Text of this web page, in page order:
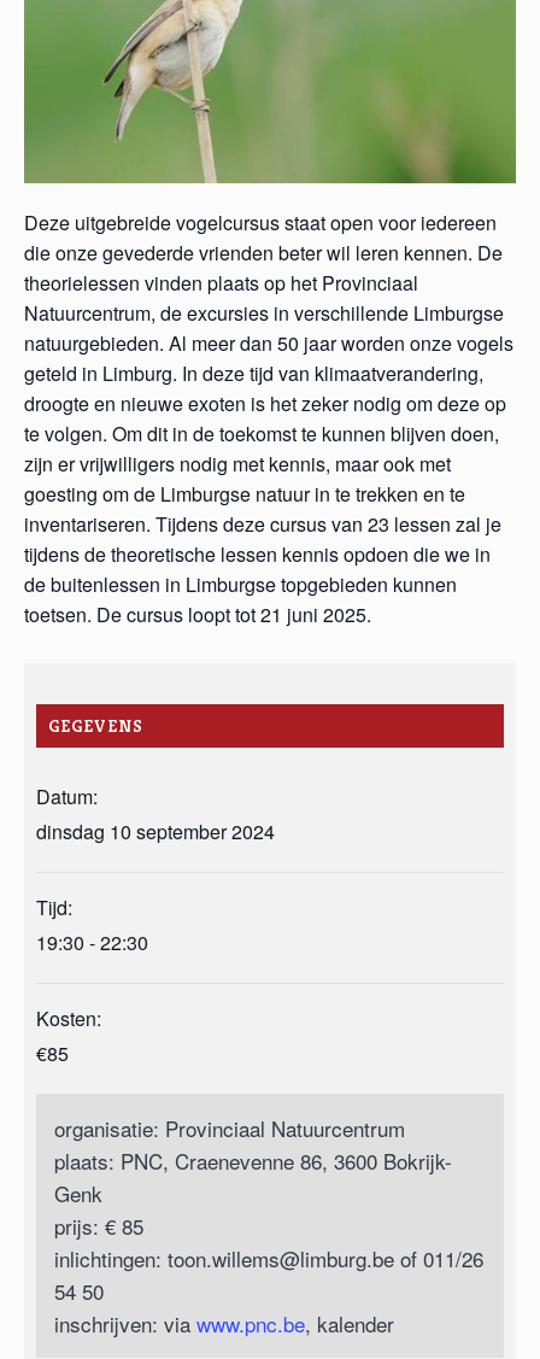
Deze uitgebreide vogelcursus staat open voor iedereen
die onze gevederde vrienden beter wil leren kennen. De
theorielessen vinden plaats op het Provinciaal
Natuurcentrum, de excursies in verschillende Limburgse
natuurgebieden. Al meer dan 50 jaar worden onze vogels
geteld in Limburg. In deze tijd van klimaatverandering,
droogte en nieuwe exoten is het zeker nodig om deze op
te volgen. Om dit in de toekomst te kunnen blijven doen,
zijn er vrijwilligers nodig met kennis, maar ook met
goesting om de Limburgse natuur in te trekken en te
inventariseren. Tijdens deze cursus van 23 lessen zal je
tijdens de theoretische lessen kennis opdoen die we in
de buitenlessen in Limburgse topgebieden kunnen
toetsen. De cursus loopt tot 21 juni 2025.
GEGEVENS
Datum:
dinsdag 10 september 2024
Tijd:
19:30 - 22:30
Kosten:
€85
organisatie: Provinciaal Natuurcentrum
plaats: PNC, Craenevenne 86, 3600 Bokrijk-
Genk
prijs: € 85
inlichtingen: toon.willems@limburg.be of 011/26
54 50
inschrijven: via www.pnc.be, kalender